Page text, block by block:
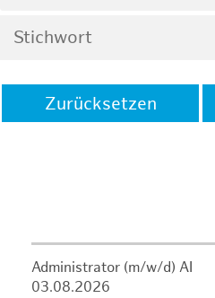
Zurücksetzen
Administrator (m/w/d) AI
03.08.2026